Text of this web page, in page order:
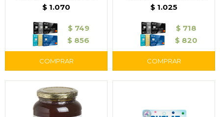
$ 1.070
$ 749
$ 856
Comprimidos Recubiertos
$ 1.025
$ 718
$ 820